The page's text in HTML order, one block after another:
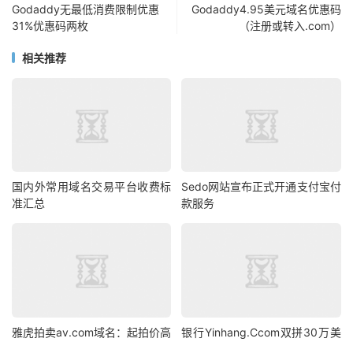
Godaddy无最低消费限制优惠
31%优惠码两枚
Godaddy4.95美元域名优惠码
（注册或转入.com）
相关推荐
国内外常用域名交易平台收费标
准汇总
Sedo网站宣布正式开通支付宝付
款服务
雅虎拍卖av.com域名：起拍价高
银行Yinhang.Ccom双拼30万美